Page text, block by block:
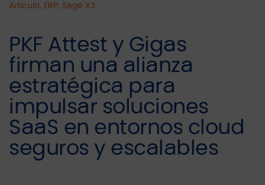
Artículo, ERP, Sage X3
PKF Attest y Gigas
firman una alianza
estratégica para
impulsar soluciones
SaaS en entornos cloud
seguros y escalables